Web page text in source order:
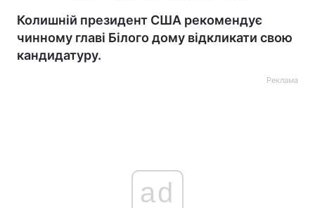
Колишній президент США рекомендує
чинному главі Білого дому відкликати свою
кандидатуру.
Реклама
ad